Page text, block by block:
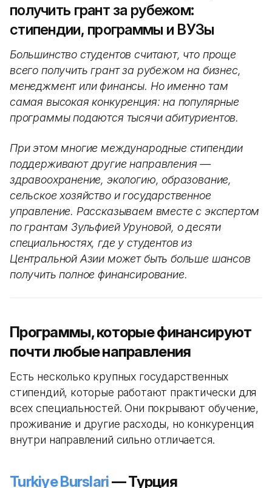
получить грант за рубежом:
стипендии, программы и ВУЗы
Большинство студентов считают, что проще
всего получить грант за рубежом на бизнес,
менеджмент или финансы. Но именно там
самая высокая конкуренция: на популярные
программы подаются тысячи абитуриентов.
При этом многие международные стипендии
поддерживают другие направления —
здравоохранение, экологию, образование,
сельское хозяйство и государственное
управление. Рассказываем вместе с экспертом
по грантам Зульфией Уруновой, о десяти
специальностях, где у студентов из
Центральной Азии может быть больше шансов
получить полное финансирование.
Программы, которые финансируют
почти любые направления
Есть несколько крупных государственных
стипендий, которые работают практически для
всех специальностей. Они покрывают обучение,
проживание и другие расходы, но конкуренция
внутри направлений сильно отличается.
Turkiye Burslari— Турция